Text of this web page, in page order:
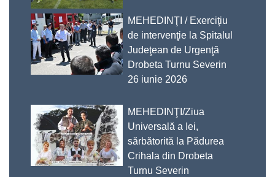
MEHEDINŢI / Exerciţiu
de intervenţie la Spitalul
Judeţean de Urgenţă
Drobeta Turnu Severin
26 iunie 2026
MEHEDINŢI/Ziua
Universală a Iei,
sărbătorită la Pădurea
Crihala din Drobeta
Turnu Severin